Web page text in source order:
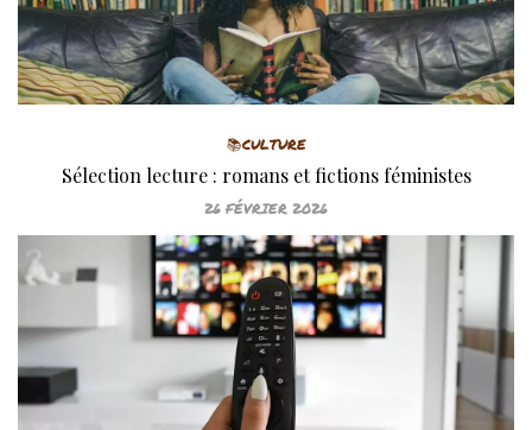
📚CULTURE
Sélection lecture : romans et fictions féministes
26 FÉVRIER 2026